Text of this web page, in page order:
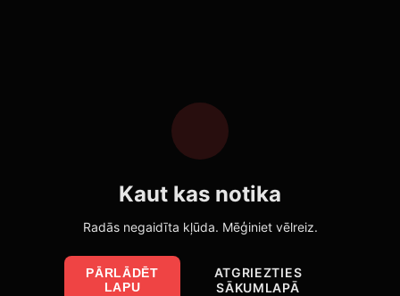
Kaut kas notika
Radās negaidīta kļūda. Mēģiniet vēlreiz.
PĀRLĀDĒT
LAPU
ATGRIEZTIES
SĀKUMLAPĀ